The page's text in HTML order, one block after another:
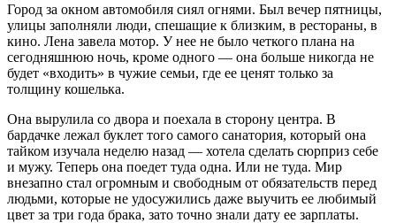
Город за окном автомобиля сиял огнями. Был вечер пятницы,
улицы заполняли люди, спешащие к близким, в рестораны, в
кино. Лена завела мотор. У нее не было четкого плана на
сегодняшнюю ночь, кроме одного — она больше никогда не
будет «входить» в чужие семьи, где ее ценят только за
толщину кошелька.
Она вырулила со двора и поехала в сторону центра. В
бардачке лежал буклет того самого санатория, который она
тайком изучала неделю назад — хотела сделать сюрприз себе
и мужу. Теперь она поедет туда одна. Или не туда. Мир
внезапно стал огромным и свободным от обязательств перед
людьми, которые не удосужились даже выучить ее любимый
цвет за три года брака, зато точно знали дату ее зарплаты.